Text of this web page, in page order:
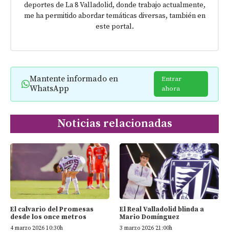
deportes de La 8 Valladolid, donde trabajo actualmente,
me ha permitido abordar temáticas diversas, también en
este portal.
Mantente informado en
WhatsApp
Entrar
ahora
Noticias relacionadas
El calvario del Promesas
desde los once metros
4 marzo 2026 10:30h
El Real Valladolid blinda a
Mario Domínguez
3 marzo 2026 21:00h